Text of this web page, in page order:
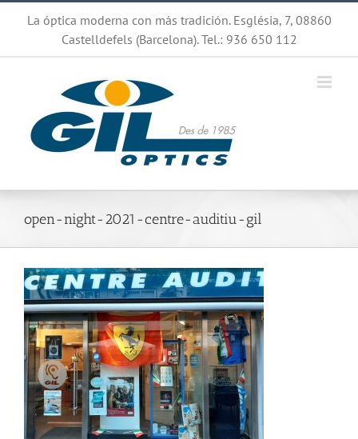
La óptica moderna con más tradición. Església, 7, 08860
Castelldefels (Barcelona). Tel.: 936 650 112
open-night-2021-centre-auditiu-gil